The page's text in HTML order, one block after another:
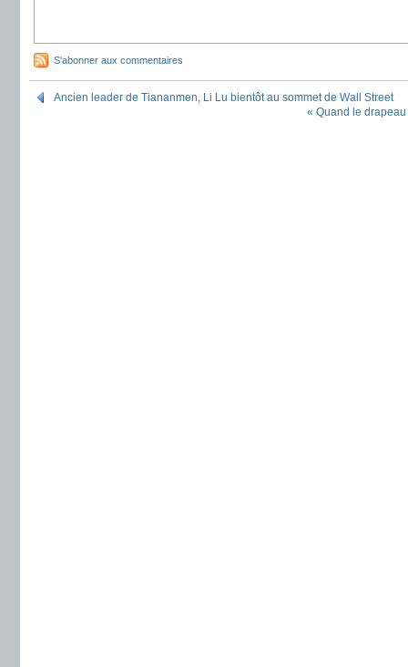
S'abonner aux commentaires
Ancien leader de Tiananmen, Li Lu bientôt au sommet de Wall Street
« Quand le